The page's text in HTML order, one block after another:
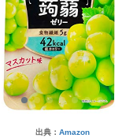
出典： Amazon